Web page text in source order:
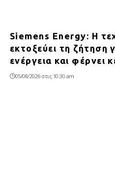
Siemens Energy: Η
εκτοξεύει τη ζήτηση
ενέργεια και φέρνει
05/08/2026 στις 10:30 am